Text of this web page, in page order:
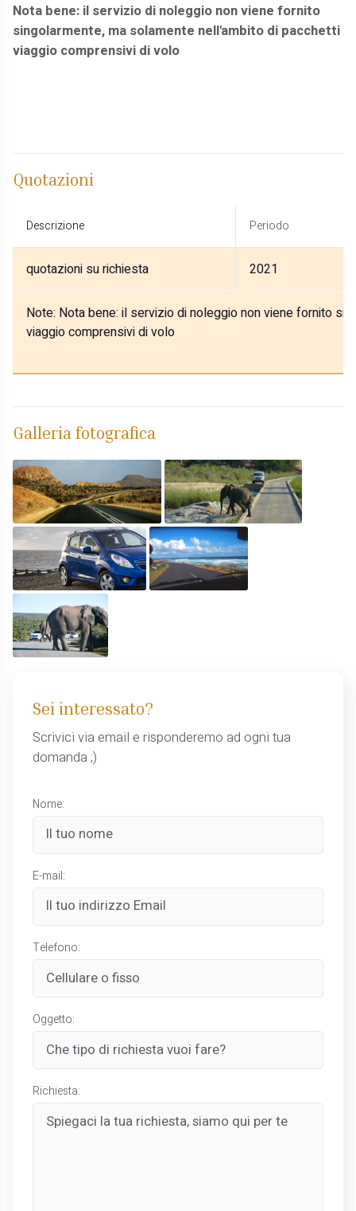
Nota bene: il servizio di noleggio non viene fornito
singolarmente, ma solamente nell'ambito di pacchetti
viaggio comprensivi di volo
Quotazioni
Descrizione Periodo
quotazioni su richiesta 2021
Note: Nota bene: il servizio di noleggio non viene fornito
viaggio comprensivi di volo
Galleria fotografica
Sei interessato?
Scrivici via email e risponderemo ad ogni tua
domanda ;)
Nome:
E-mail:
Telefono:
Oggetto:
Richiesta: